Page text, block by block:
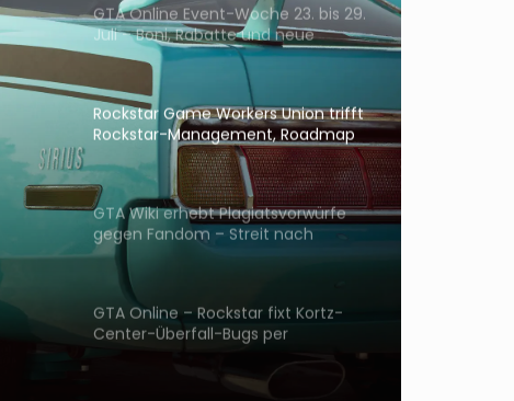
GTA Online Event-Woche 23. bis 29.
Juli – Boni, Rabatte und neue
Fahrzeuge
Rockstar Game Workers Union trifft
Rockstar-Management, Roadmap
für Verhandlungen steht
GTA Wiki erhebt Plagiatsvorwürfe
gegen Fandom – Streit nach
Update eskaliert
GTA Online – Rockstar fixt Kortz-
Center-Überfall-Bugs per